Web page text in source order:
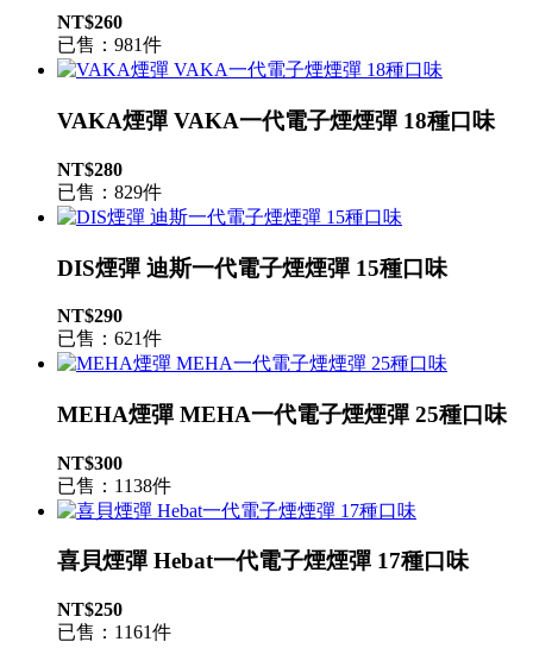
NT$260
已售：981件
VAKA煙彈 VAKA一代電子煙煙彈 18種口味
NT$280
已售：829件
DIS煙彈 迪斯一代電子煙煙彈 15種口味
NT$290
已售：621件
MEHA煙彈 MEHA一代電子煙煙彈 25種口味
NT$300
已售：1138件
喜貝煙彈 Hebat一代電子煙煙彈 17種口味
NT$250
已售：1161件